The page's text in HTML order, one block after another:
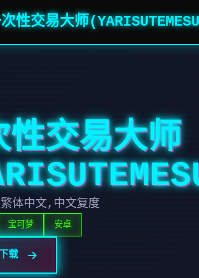
性交易大师
性交易大师
体中文,中文复度
宝可梦 安卓
载